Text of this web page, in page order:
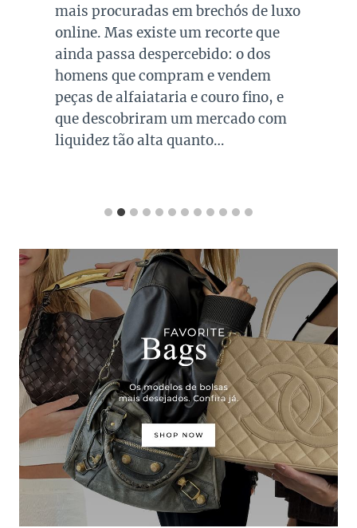
mais procuradas em brechós de luxo
online. Mas existe um recorte que
ainda passa despercebido: o dos
homens que compram e vendem
peças de alfaiataria e couro fino, e
que descobriram um mercado com
liquidez tão alta quanto…